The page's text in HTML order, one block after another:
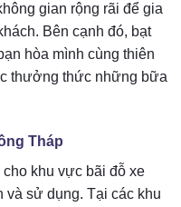
gian rộng rãi để gia
Bên cạnh đó, bạt
hòa mình cùng thiên
thưởng thức những bữa
Tháp
cho khu vực bãi đỗ xe
sử dụng. Tại các khu